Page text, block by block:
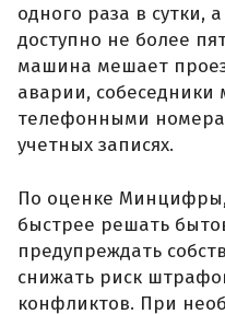
одного раза в сутки,
доступно не более
машина мешает
аварии, собеседники
телефонными
учетных записях.
По оценке
быстрее решать
предупреждать
снижать риск
конфликтов. При